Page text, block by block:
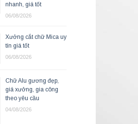
nhanh, giá tốt
06/08/2026
Xưởng cắt chữ Mica uy
tín giá tốt
06/08/2026
Chữ Alu gương đẹp,
giá xưởng, gia công
theo yêu cầu
04/08/2026